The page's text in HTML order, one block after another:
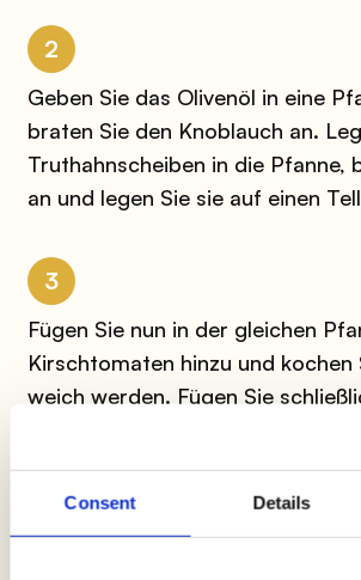
Consent Details
2
Geben Sie das Olivenöl in eine
braten Sie den Knoblauch an.
Truthahnscheiben in die Pfanne,
an und legen Sie sie auf einen
3
Fügen Sie nun in der gleichen
Kirschtomaten hinzu und kochen
weich werden. Fügen Sie
Kapern und Oregano hinzu.
4